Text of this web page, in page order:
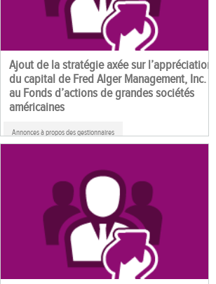
Ajout de la stratégie axée sur l’appréciation
du capital de Fred Alger Management, Inc.
au Fonds d’actions de grandes sociétés
américaines
Annonces à propos des gestionnaires